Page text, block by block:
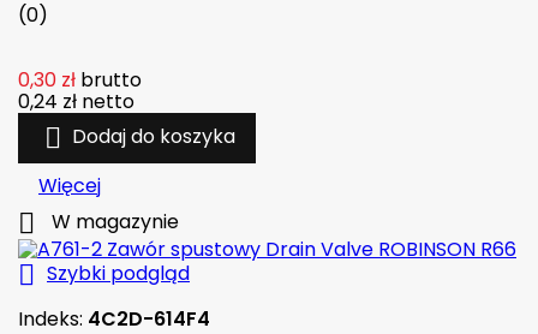
(0)
0,30 zł brutto
0,24 zł netto
 Dodaj do koszyka
Więcej
 W magazynie
 Szybki podgląd
Indeks: 4C2D-614F4